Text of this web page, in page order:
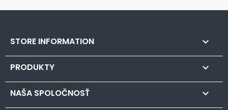
STORE INFORMATION 
PRODUKTY 
NAŠA SPOLOČNOSŤ 